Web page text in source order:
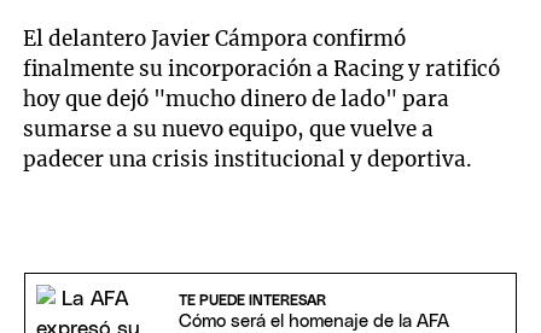
El delantero Javier Cámpora confirmó
finalmente su incorporación a Racing y ratificó
hoy que dejó "mucho dinero de lado" para
sumarse a su nuevo equipo, que vuelve a
padecer una crisis institucional y deportiva.
TE PUEDE INTERESAR
Cómo será el homenaje de la AFA